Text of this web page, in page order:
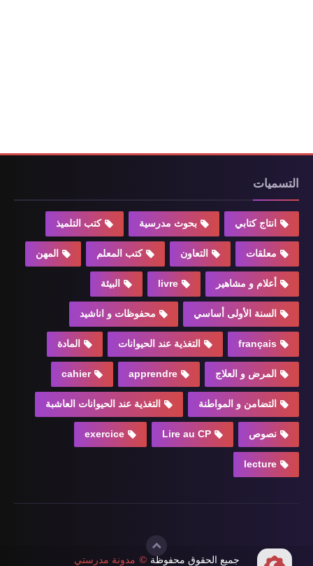
التسميات
انتاج كتابي بحوث مدرسية كتب التلميذ
معلقات التعاون كتب المعلم المهن
أعلام و مشاهير livre البيئة
السنة الأولى أساسي محفوظات و اناشيد
français التغذية عند الحيوانات المادة
المرض و العلاج apprendre
cahier
التضامن و المواطنة التغذية عند الحيوانات العاشبة
نصوص Lire au CP
exercice
lecture
جميع الحقوق محفوظة © مدونة مدرستي